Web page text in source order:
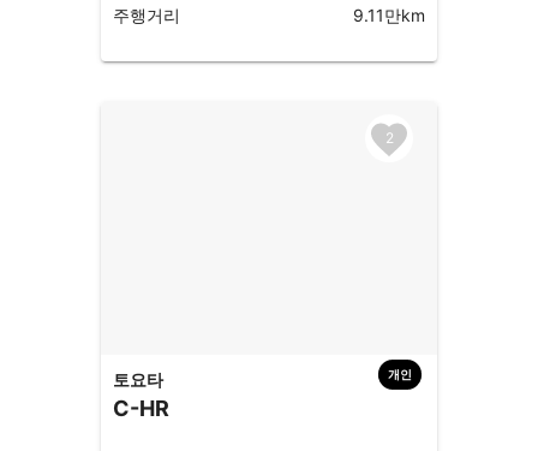
주행거리
9.11만km
토요타
C-HR
2
개인